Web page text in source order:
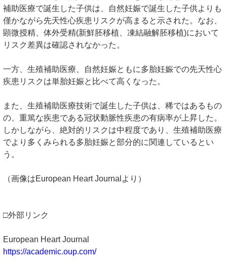
補助医療で誕生した子供は、自然妊娠で誕生した子供よりも
僅かながら先天性心疾患リスクが高まると示された。なお、
顕微授精、体外受精(新鮮胚移植、凍結融解胚移植)において
リスク差異は確認されなかった。
一方、生殖補助医療、自然妊娠ともに多胎妊娠での先天性心
疾患リスクは単胎妊娠と比べて高くなった。
また、生殖補助医療技術で誕生した子供は、稀ではあるもの
の、重篤な疾患である冠状動脈性疾患の有病率が上昇した。
しかしながら、絶対的リスクは中程度であり、生殖補助医療
でより多くみられる多胎妊娠と部分的に関連しているとい
う。
（画像はEuropean Heart Journalより）
□外部リンク
European Heart Journal
https://academic.oup.com/